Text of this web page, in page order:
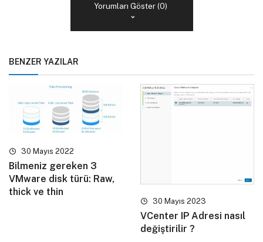
Yorumları Göster (0)
BENZER YAZILAR
30 Mayıs 2022
Bilmeniz gereken 3
VMware disk türü: Raw,
thick ve thin
30 Mayıs 2023
VCenter IP Adresi nasıl
değiştirilir ?